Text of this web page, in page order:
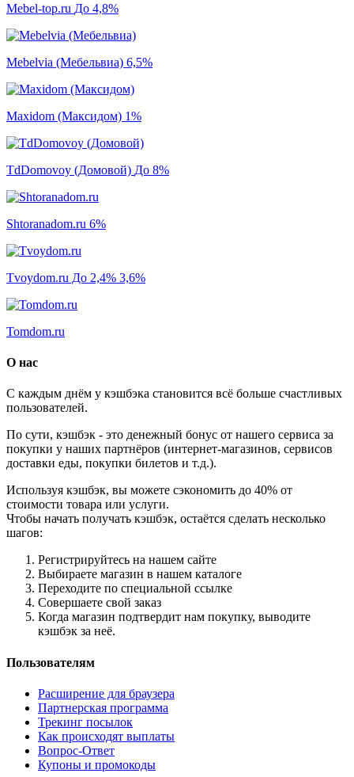
Mebel-top.ru До 4,8%
Mebelvia (Мебельвиа) 6,5%
Maxidom (Максидом) 1%
TdDomovoy (Домовой) До 8%
Shtoranadom.ru 6%
Tvoydom.ru До 2,4% 3,6%
Tomdom.ru
О нас
С каждым днём у кэшбэка становится всё больше счастливых
пользователей.
По сути, кэшбэк - это денежный бонус от нашего сервиса за
покупки у наших партнёров (интернет-магазинов, сервисов
доставки еды, покупки билетов и т.д.).
Используя кэшбэк, вы можете сэкономить до 40% от
стоимости товара или услуги.
Чтобы начать получать кэшбэк, остаётся сделать несколько
шагов:
Регистрируйтесь на нашем сайте
Выбираете магазин в нашем каталоге
Переходите по специальной ссылке
Совершаете свой заказ
Когда магазин подтвердит нам покупку, выводите
кэшбэк за неё.
Пользователям
Расширение для браузера
Партнерская программа
Трекинг посылок
Как происходят выплаты
Вопрос-Ответ
Купоны и промокоды